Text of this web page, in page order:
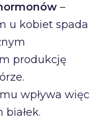
–
u kobiet spada
produkcję
wpływa więc